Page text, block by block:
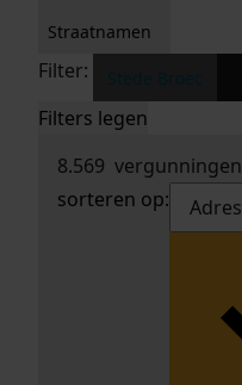
Straatnamen
Filter:
Filters legen
8.569 vergunningen
sorteren op: